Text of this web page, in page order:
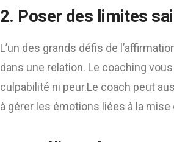
2. Poser des limites
L’un des grands défis de
dans une relation. Le coaching
culpabilité ni peur.Le coach peut
à gérer les émotions liées à la